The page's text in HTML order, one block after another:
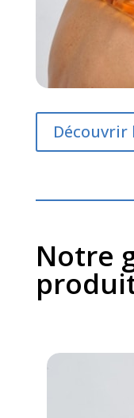
Découvrir
Notre